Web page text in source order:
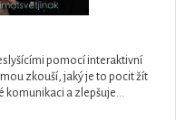
pomocí interaktivní
zkouší, jaký je to pocit žít
komunikaci a zlepšuje...